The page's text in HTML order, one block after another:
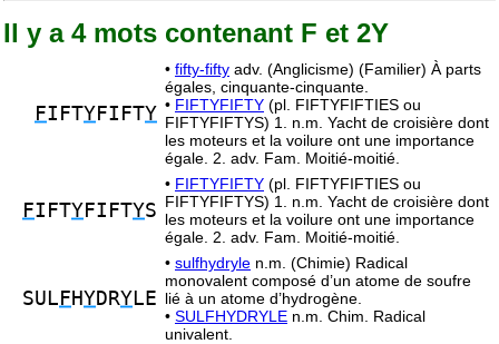
Il y a 4 mots contenant F et 2Y
FIFTYFIFTY
• fifty-fifty adv. (Anglicisme) (Familier) À parts
égales, cinquante-cinquante.
• FIFTYFIFTY (pl. FIFTYFIFTIES ou
FIFTYFIFTYS) 1. n.m. Yacht de croisière dont
les moteurs et la voilure ont une importance
égale. 2. adv. Fam. Moitié-moitié.
FIFTYFIFTYS
• FIFTYFIFTY (pl. FIFTYFIFTIES ou
FIFTYFIFTYS) 1. n.m. Yacht de croisière dont
les moteurs et la voilure ont une importance
égale. 2. adv. Fam. Moitié-moitié.
SUL F HYDRYLE
• sulfhydryle n.m. (Chimie) Radical
monovalent composé d’un atome de soufre
lié à un atome d’hydrogène.
• SULFHYDRYLE n.m. Chim. Radical
univalent.